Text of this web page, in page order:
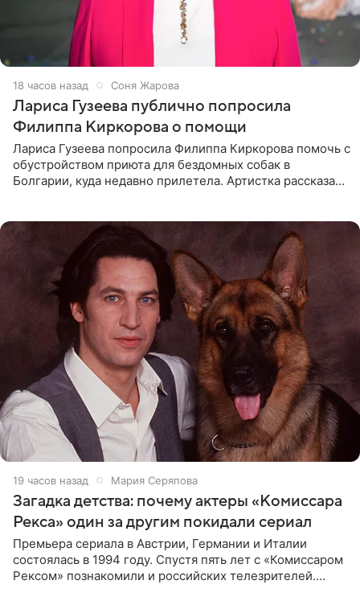
18 часов назад Соня Жарова
Лариса Гузеева публично попросила
Филиппа Киркорова о помощи
Лариса Гузеева попросила Филиппа Киркорова помочь с
обустройством приюта для бездомных собак в
Болгарии, куда недавно прилетела. Артистка рассказала
19 часов назад Мария Серяпова
Загадка детства: почему актеры «Комиссара
Рекса» один за другим покидали сериал
Премьера сериала в Австрии, Германии и Италии
состоялась в 1994 году. Спустя пять лет с «Комиссаром
Рексом» познакомили и российских телезрителей.